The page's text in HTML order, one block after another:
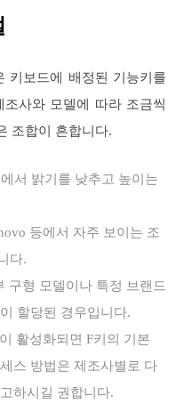
키보드에 배정된 기능키를
사와 모델에 따라 조금씩
조합이 흔합니다.
서 밝기를 낮추고 높이는
등에서 자주 보이는 조
다.
구형 모델이나 특정 브랜드
할당된 경우입니다.
활성화되면 F키의 기본
스 방법은 제조사별로 다
하시길 권합니다.